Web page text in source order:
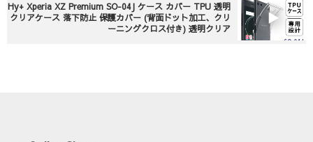
Hy+ Xperia XZ Premium SO-04J ケース カバー TPU 透明
クリアケース 落下防止 保護カバー (背面ドット加工、クリ
ーニングクロス付き) 透明クリア